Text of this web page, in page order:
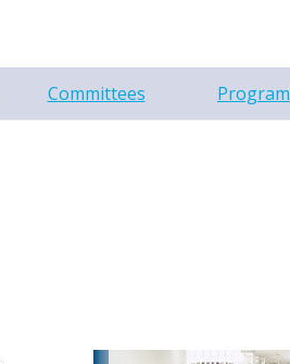
Committees Program